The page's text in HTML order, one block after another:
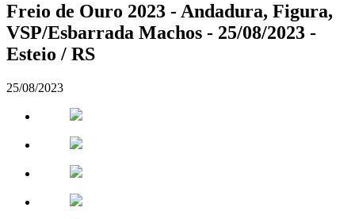
Freio de Ouro 2023 - Andadura, Figura,
VSP/Esbarrada Machos - 25/08/2023 -
Esteio / RS
25/08/2023